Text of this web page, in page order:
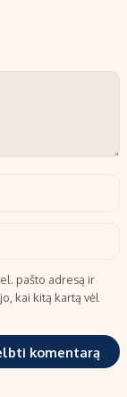
pašto adresą ir
kai kitą kartą vėl